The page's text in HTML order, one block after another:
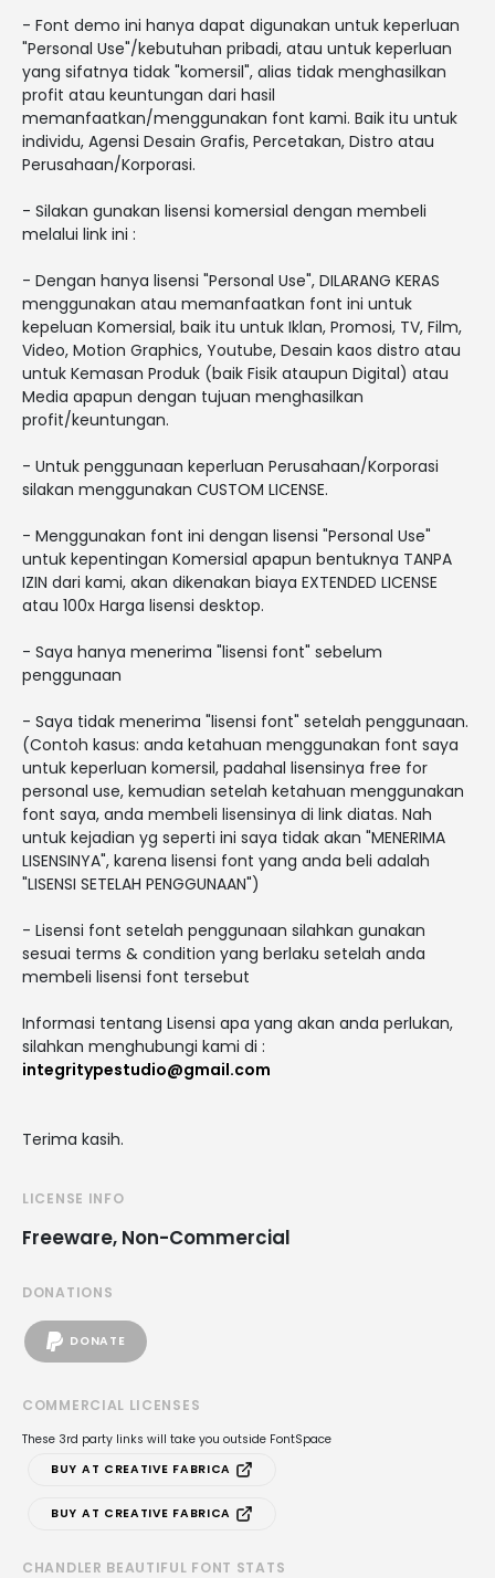
- Font demo ini hanya dapat digunakan untuk keperluan
"Personal Use"/kebutuhan pribadi, atau untuk keperluan
yang sifatnya tidak "komersil", alias tidak menghasilkan
profit atau keuntungan dari hasil
memanfaatkan/menggunakan font kami. Baik itu untuk
individu, Agensi Desain Grafis, Percetakan, Distro atau
Perusahaan/Korporasi.
- Silakan gunakan lisensi komersial dengan membeli
melalui link ini :
- Dengan hanya lisensi "Personal Use", DILARANG KERAS
menggunakan atau memanfaatkan font ini untuk
kepeluan Komersial, baik itu untuk Iklan, Promosi, TV, Film,
Video, Motion Graphics, Youtube, Desain kaos distro atau
untuk Kemasan Produk (baik Fisik ataupun Digital) atau
Media apapun dengan tujuan menghasilkan
profit/keuntungan.
- Untuk penggunaan keperluan Perusahaan/Korporasi
silakan menggunakan CUSTOM LICENSE.
- Menggunakan font ini dengan lisensi "Personal Use"
untuk kepentingan Komersial apapun bentuknya TANPA
IZIN dari kami, akan dikenakan biaya EXTENDED LICENSE
atau 100x Harga lisensi desktop.
- Saya hanya menerima "lisensi font" sebelum
penggunaan
- Saya tidak menerima "lisensi font" setelah penggunaan.
(Contoh kasus: anda ketahuan menggunakan font saya
untuk keperluan komersil, padahal lisensinya free for
personal use, kemudian setelah ketahuan menggunakan
font saya, anda membeli lisensinya di link diatas. Nah
untuk kejadian yg seperti ini saya tidak akan "MENERIMA
LISENSINYA", karena lisensi font yang anda beli adalah
"LISENSI SETELAH PENGGUNAAN")
- Lisensi font setelah penggunaan silahkan gunakan
sesuai terms & condition yang berlaku setelah anda
membeli lisensi font tersebut
Informasi tentang Lisensi apa yang akan anda perlukan,
silahkan menghubungi kami di :
integritypestudio@gmail.com
Terima kasih.
LICENSE INFO
Freeware, Non-Commercial
DONATIONS
DONATE
COMMERCIAL LICENSES
These 3rd party links will take you outside FontSpace
BUY AT CREATIVE FABRICA
BUY AT CREATIVE FABRICA
CHANDLER BEAUTIFUL FONT STATS